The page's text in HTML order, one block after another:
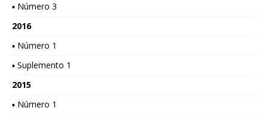
▪ Número 3
2016
▪ Número 1
▪ Suplemento 1
2015
▪ Número 1